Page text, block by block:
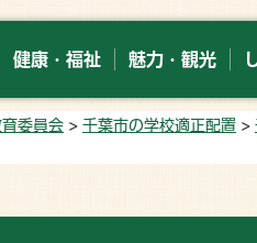
健康・福祉 魅力・観光
委員会 > 千葉市の学校適正配置 >